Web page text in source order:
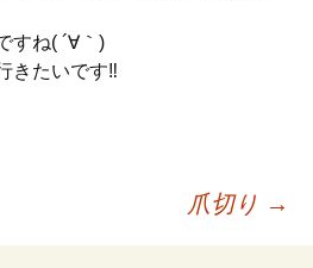
すね( ´∀｀)
きたいです‼︎
爪切り →